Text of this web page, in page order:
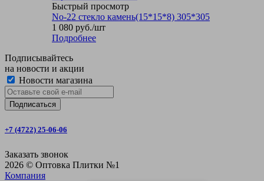
Быстрый просмотр
No-22 стекло камень(15*15*8) 305*305
1 080 руб./шт
Подробнее
Подписывайтесь
на новости и акции
Новости магазина
+7 (4722) 25-06-06
Заказать звонок
2026 © Оптовка Плитки №1
Компания